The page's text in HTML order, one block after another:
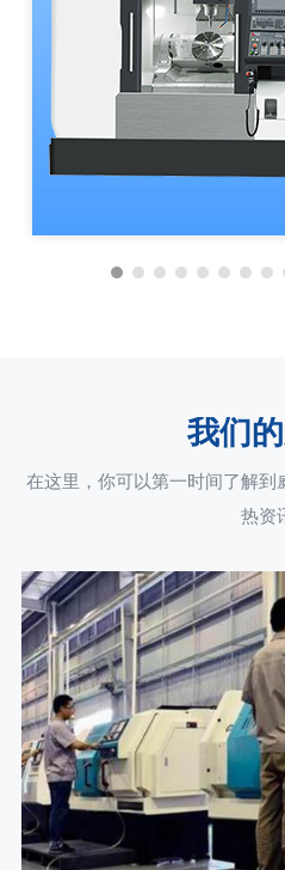
我们
在这里，你可以第一时间了解到
热资